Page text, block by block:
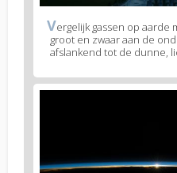
Vergelijk gassen op aarde
groot en zwaar aan de
afslankend tot de dunne,